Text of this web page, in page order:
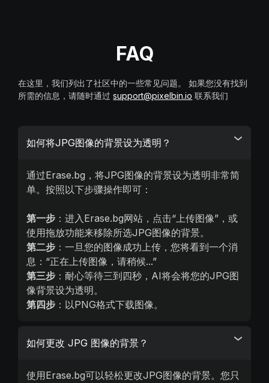
FAQ
在这里，我们列出了社区中的一些常见问题。 如果您没有找到
所需的信息，请随时通过support@pixelbin.io 联系我们
如何将JPG图像的背景设为透明？
通过Erase.bg，将JPG图像的背景设为透明非常简
单。按照以下步骤操作即可：
第一步 ：进入Erase.bg网站，点击“上传图像”，或
使用拖放功能来移除所选JPG图像的背景。
第二步 ：一旦您的图像成功上传，您将看到一个消
息：“正在上传图像，请稍候...”
第三步 ：耐心等待三到四秒，AI将会将您的JPG图
像背景设为透明。
第四步 ：以PNG格式下载图像。
如何更改 JPG 图像的背景？
使用Erase.bg可以轻松更改JPG图像的背景。您只